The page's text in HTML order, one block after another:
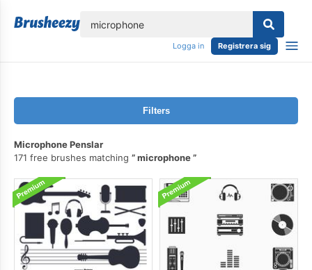
Logga in Registrera sig
Filters
Microphone Penslar
171 free brushes matching
microphone